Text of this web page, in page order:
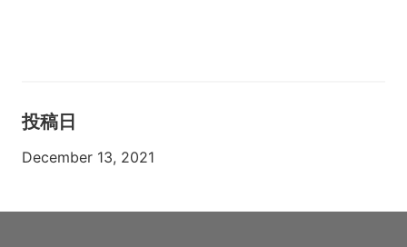
投稿日
December 13, 2021